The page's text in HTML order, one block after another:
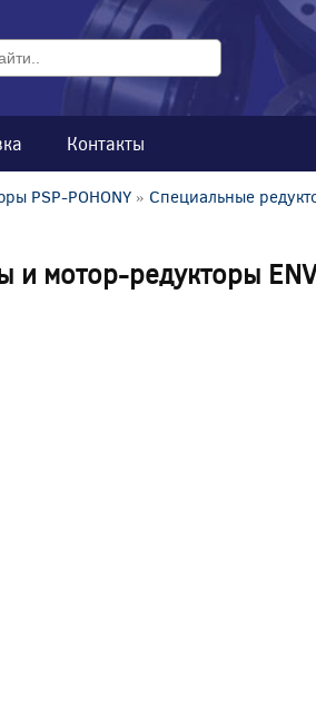
Контакты
PSP-POHONY » Специальные
и мотор-редукторы